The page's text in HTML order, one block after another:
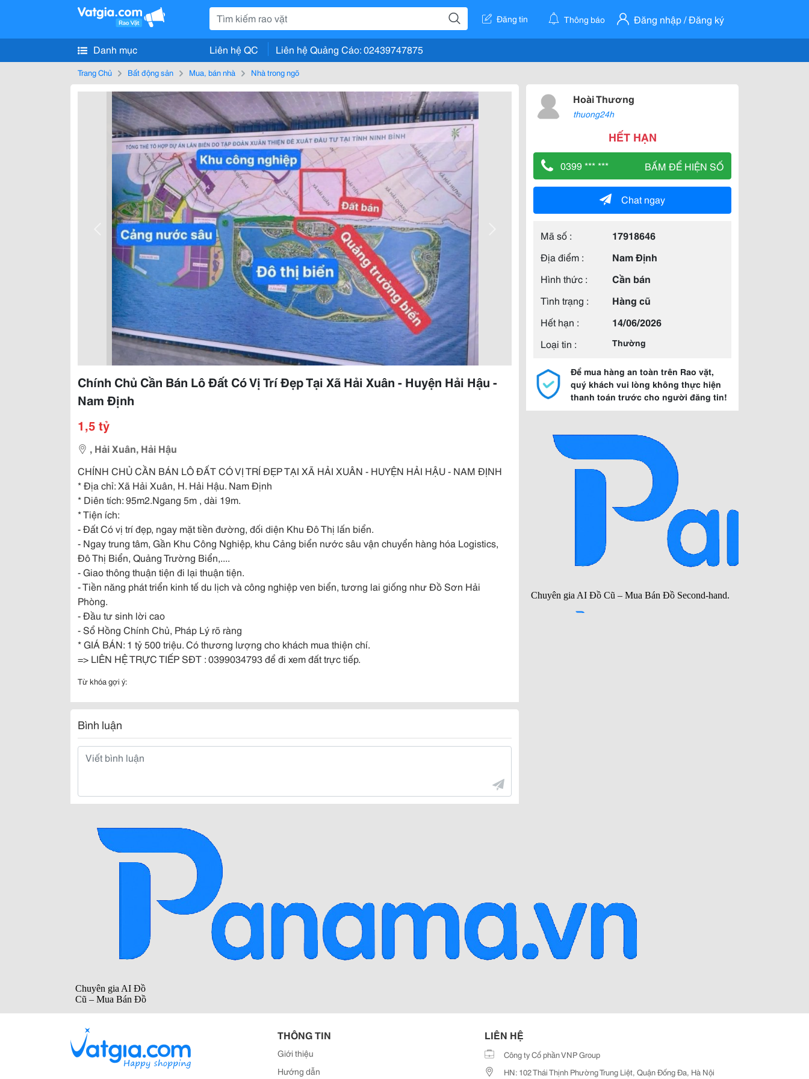
Đăng tin Thông báo Đăng nhập / Đăng ký
Danh mục Liên hệ QC Liên hệ Quảng Cáo: 02439747875
Trang Chủ Bất động sản Mua, bán nhà Nhà trong ngõ
Chính Chủ Cần Bán Lô Đất Có Vị Trí Đẹp Tại Xã Hải Xuân - Huyện Hải Hậu -
Nam Định
1,5 tỷ
, Hải Xuân, Hải Hậu
CHÍNH CHỦ CẦN BÁN LÔ ĐẤT CÓ VỊ TRÍ ĐẸP TẠI XÃ HẢI XUÂN - HUYỆN HẢI HẬU - NAM ĐỊNH
* Địa chỉ: Xã Hải Xuân, H. Hải Hậu. Nam Định
* Diên tích: 95m2.Ngang 5m , dài 19m.
* Tiện ích:
- Đất Có vị trí đẹp, ngay mặt tiền đường, đối diện Khu Đô Thị lấn biển.
- Ngay trung tâm, Gần Khu Công Nghiệp, khu Cảng biển nước sâu vận chuyển hàng hóa Logistics,
Đô Thị Biển, Quảng Trường Biển,....
- Giao thông thuận tiện đi lại thuận tiện.
- Tiền năng phát triển kinh tế du lịch và công nghiệp ven biển, tương lai giống như Đồ Sơn Hải
Phòng.
- Đầu tư sinh lời cao
- Sổ Hồng Chính Chủ, Pháp Lý rõ ràng
* GIÁ BÁN: 1 tỷ 500 triệu. Có thương lượng cho khách mua thiện chí.
=> LIÊN HỆ TRỰC TIẾP SĐT : 0399034793 để đi xem đất trực tiếp.
Từ khóa gợi ý:
Bình luận
Hoài Thương
thuong24h
HẾT HẠN
0399 *** *** BẤM ĐỂ HIỆN SỐ
Chat ngay
Mã số :
17918646
Địa điểm :
Nam Định
Hình thức :
Cần bán
Tình trạng :
Hàng cũ
Hết hạn :
14/06/2026
Loại tin :
Thường
Để mua hàng an toàn trên Rao vặt,
quý khách vui lòng không thực hiện
thanh toán trước cho người đăng tin!
THÔNG TIN
Giới thiệu
Hướng dẫn
LIÊN HỆ
Công ty Cổ phần VNP Group
HN: 102 Thái Thịnh Phường Trung Liệt, Quận Đống Đa, Hà Nội